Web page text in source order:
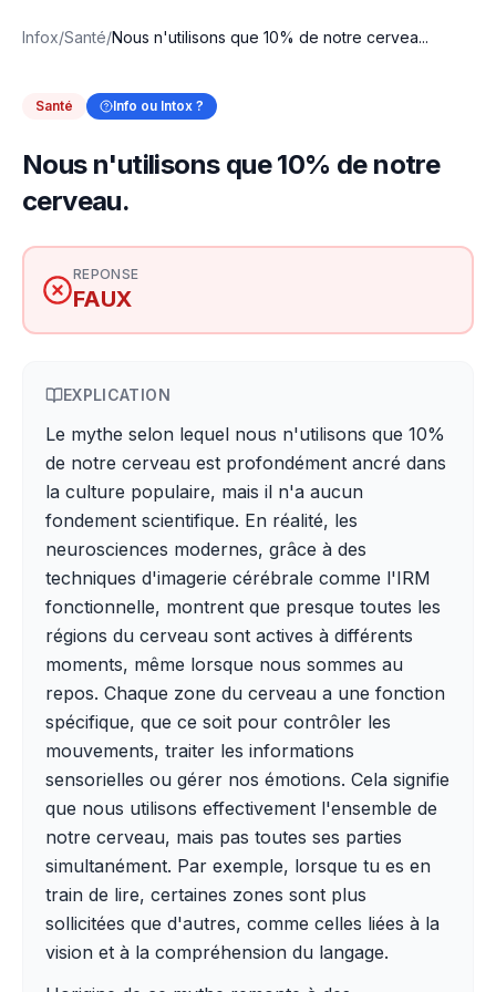
Infox/Santé/Nous n'utilisons que 10% de notre cervea...
Santé Info ou Intox ?
Nous n'utilisons que 10% de notre
cerveau.
REPONSE
FAUX
EXPLICATION
Le mythe selon lequel nous n'utilisons que 10%
de notre cerveau est profondément ancré dans
la culture populaire, mais il n'a aucun
fondement scientifique. En réalité, les
neurosciences modernes, grâce à des
techniques d'imagerie cérébrale comme l'IRM
fonctionnelle, montrent que presque toutes les
régions du cerveau sont actives à différents
moments, même lorsque nous sommes au
repos. Chaque zone du cerveau a une fonction
spécifique, que ce soit pour contrôler les
mouvements, traiter les informations
sensorielles ou gérer nos émotions. Cela signifie
que nous utilisons effectivement l'ensemble de
notre cerveau, mais pas toutes ses parties
simultanément. Par exemple, lorsque tu es en
train de lire, certaines zones sont plus
sollicitées que d'autres, comme celles liées à la
vision et à la compréhension du langage.